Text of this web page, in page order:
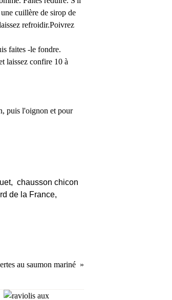
cuillère de sirop de
refroidir.Poivrez
faites -le fondre.
laissez confire 10 à
puis l'oignon et pour
, chausson chicon
de la France,
au saumon mariné